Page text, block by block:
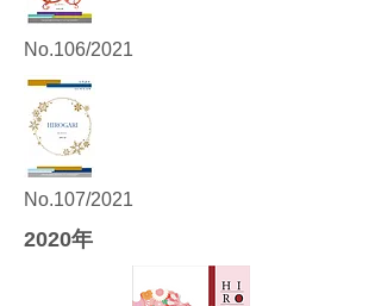
No.106/2021
No.107/2021
2020年